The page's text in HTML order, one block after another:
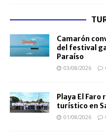
Camarón
del festival
Paraíso
03/08/2026
Playa El
turístico en
01/08/2026